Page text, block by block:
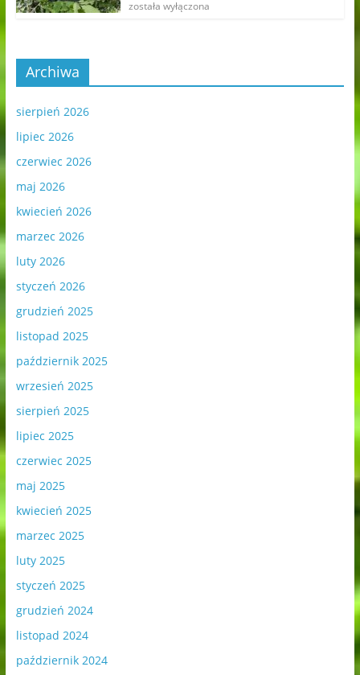
została wyłączona
Archiwa
sierpień 2026
lipiec 2026
czerwiec 2026
maj 2026
kwiecień 2026
marzec 2026
luty 2026
styczeń 2026
grudzień 2025
listopad 2025
październik 2025
wrzesień 2025
sierpień 2025
lipiec 2025
czerwiec 2025
maj 2025
kwiecień 2025
marzec 2025
luty 2025
styczeń 2025
grudzień 2024
listopad 2024
październik 2024